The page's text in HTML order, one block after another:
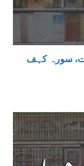
سورہ کہف